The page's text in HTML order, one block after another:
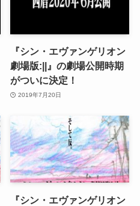
『シン・エヴァンゲリオン
劇場版:||』の劇場公開時期
がついに決定！
2019年7月20日
『シン・エヴァンゲリオン